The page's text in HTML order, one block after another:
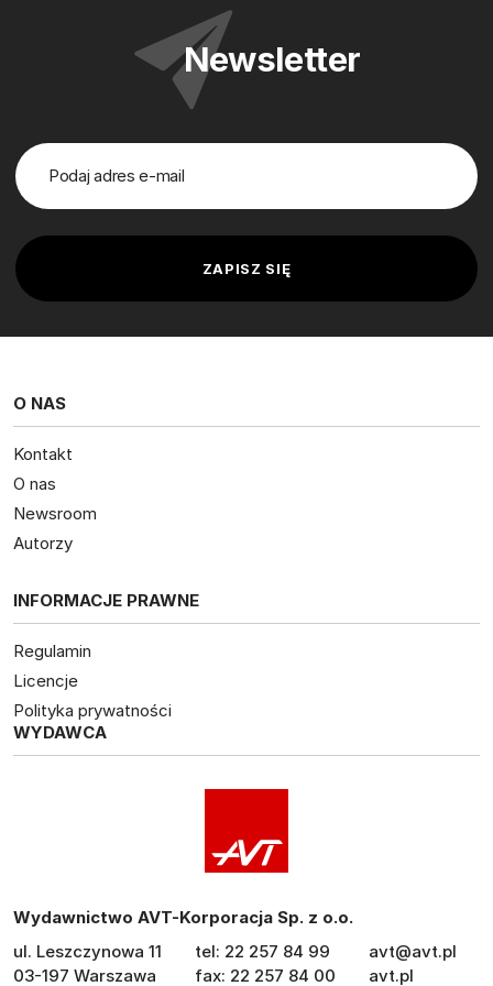
Newsletter
O NAS
Kontakt
O nas
Newsroom
Autorzy
INFORMACJE PRAWNE
Regulamin
Licencje
Polityka prywatności
WYDAWCA
Wydawnictwo AVT-Korporacja Sp. z o.o.
ul. Leszczynowa 11
03-197 Warszawa
tel: 22 257 84 99
fax: 22 257 84 00
avt@avt.pl
avt.pl